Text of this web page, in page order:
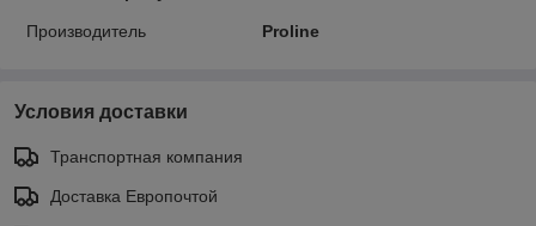
Производитель Proline
Условия доставки
Транспортная компания
Доставка Европочтой